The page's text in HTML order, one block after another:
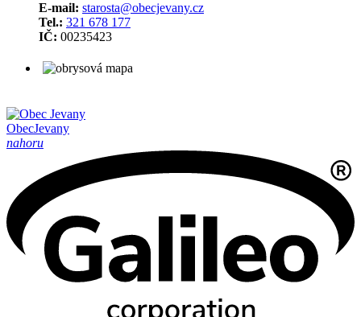
E-mail: starosta@obecjevany.cz
Tel.: 321 678 177
IČ: 00235423
ObecJevany
nahoru